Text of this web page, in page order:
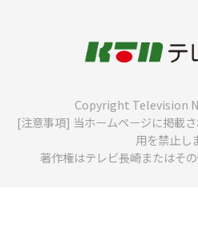
Copyright Television
[注意事項] 当ホームページに掲載
用を禁止し
著作権はテレビ長崎またはそ